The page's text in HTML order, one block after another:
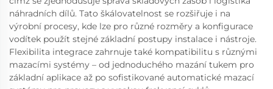
náhradních dílů. Tato škálovatelnost se rozšiřuje i na
výrobní procesy, kde lze pro různé rozměry a konfigurace
vodítek použít stejné základní postupy instalace i nástroje.
Flexibilita integrace zahrnuje také kompatibilitu s různými
mazacími systémy – od jednoduchého mazání tukem pro
základní aplikace až po sofistikované automatické mazací